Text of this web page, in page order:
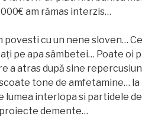
am rămas interzis…
povesti cu un nene sloven…
pe apa sâmbetei… Poate oi
a atras după sine
tone de amfetamine…
interlopa si partidele
demente…